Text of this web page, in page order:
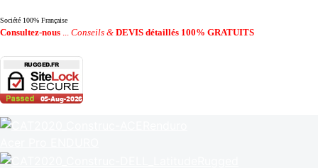
Société 100% Française
Consultez-nous ... Conseils & DEVIS détaillés 100% GRATUITS